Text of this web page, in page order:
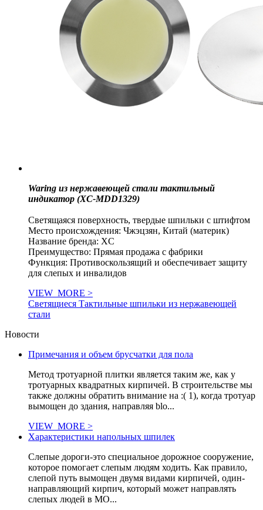
Waring из нержавеющей стали тактильный
индикатор (XC-MDD1329)
Светящаяся поверхность, твердые шпильки с штифтом
Место происхождения: Чжэцзян, Китай (материк)
Название бренда: XC
Преимущество: Прямая продажа с фабрики
Функция: Противоскользящий и обеспечивает защиту
для слепых и инвалидов
VIEW_MORE >
Светящиеся Тактильные шпильки из нержавеющей
стали
Новости
Примечания и объем брусчатки для пола
Метод тротуарной плитки является таким же, как у
тротуарных квадратных кирпичей. В строительстве мы
также должны обратить внимание на :( 1), когда тротуар
вымощен до здания, направляя blo...
VIEW_MORE >
Характеристики напольных шпилек
Слепые дороги-это специальное дорожное сооружение,
которое помогает слепым людям ходить. Как правило,
слепой путь вымощен двумя видами кирпичей, один-
направляющий кирпич, который может направлять
слепых людей в МО...